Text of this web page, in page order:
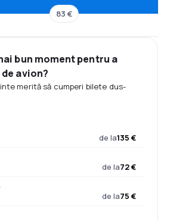
83 €
bun moment pentru a
avion?
merită să cumperi bilete dus-
de la135 €
de la72 €
de la75 €